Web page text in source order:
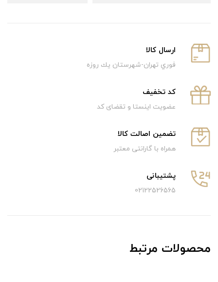
ارسال كالا
فوري تهران-شهرستان يك روزه
كد تخفيف
عضویت اینستا و تقضای کد
تضمین اصالت کالا
همراه با گارانتی معتبر
پشتیبانی
02122526565
محصولات مرتبط